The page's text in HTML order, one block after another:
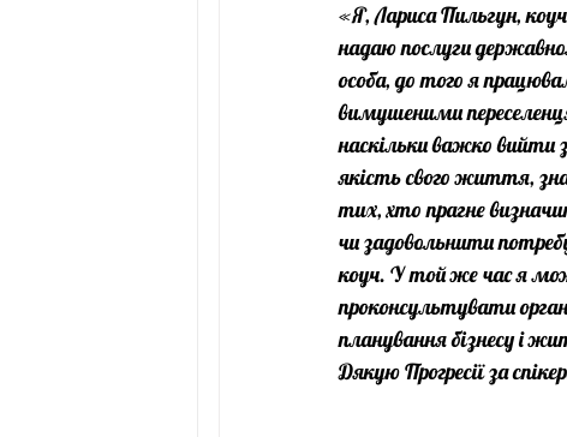
«Я, Лариса Пильгун,
надаю послуги
особа, до того я
вимушеними
наскільки важко вийти
якість свого життя,
тих, хто прагне
чи задовольнити
коуч. У той же час я
проконсультувати
планування бізнесу і
Дякую Прогресії за